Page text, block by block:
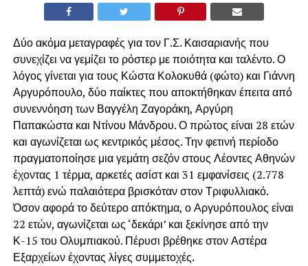
Δύο ακόμα μεταγραφές για τον Γ.Σ. Καισαριανής που
συνεχίζει να γεμίζει το ρόστερ με ποιότητα και ταλέντο. Ο
λόγος γίνεται για τους Κώστα Κολοκυθά (φώτο) και Γιάννη
Αργυρόπουλο, δύο παίκτες που αποκτήθηκαν έπειτα από
συνεννόηση των Βαγγέλη Ζαγοράκη, Αργύρη
Παπακώστα και Ντίνου Μάνδρου. Ο πρώτος είναι 28 ετών
και αγωνίζεται ως κεντρικός μέσος. Την φετινή περίοδο
πραγματοποίησε μια γεμάτη σεζόν στους Λέοντες Αθηνών
έχοντας 1 τέρμα, αρκετές ασίστ και 31 εμφανίσεις (2.778
λεπτά) ενώ παλαιότερα βρισκόταν στον Τριφυλλιακό.
Όσον αφορά το δεύτερο απόκτημα, ο Αργυρόπουλος είναι
22 ετών, αγωνίζεται ως ‘δεκάρι’ και ξεκίνησε από την
Κ-15 του Ολυμπιακού. Πέρυσι βρέθηκε στον Αστέρα
Εξαρχείων έχοντας λίγες συμμετοχές.